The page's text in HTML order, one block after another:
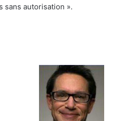
sans autorisation ».